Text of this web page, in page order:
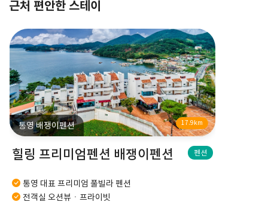
근처 편안한 스테이
통영 배쟁이펜션 17.9km
힐링 프리미엄펜션 배쟁이펜션 펜션
통영 대표 프리미엄 풀빌라 펜션
전객실 오션뷰ㆍ프라이빗